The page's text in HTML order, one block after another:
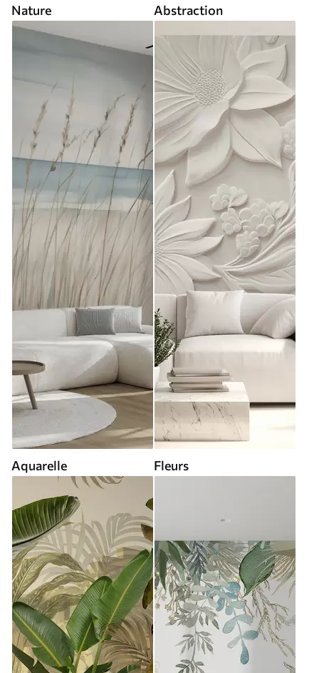
Nature Abstraction
Aquarelle Fleurs